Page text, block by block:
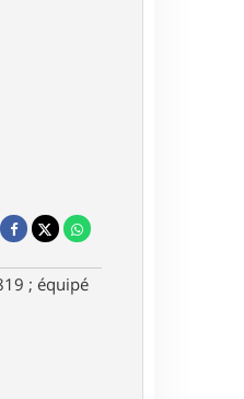
; équipé